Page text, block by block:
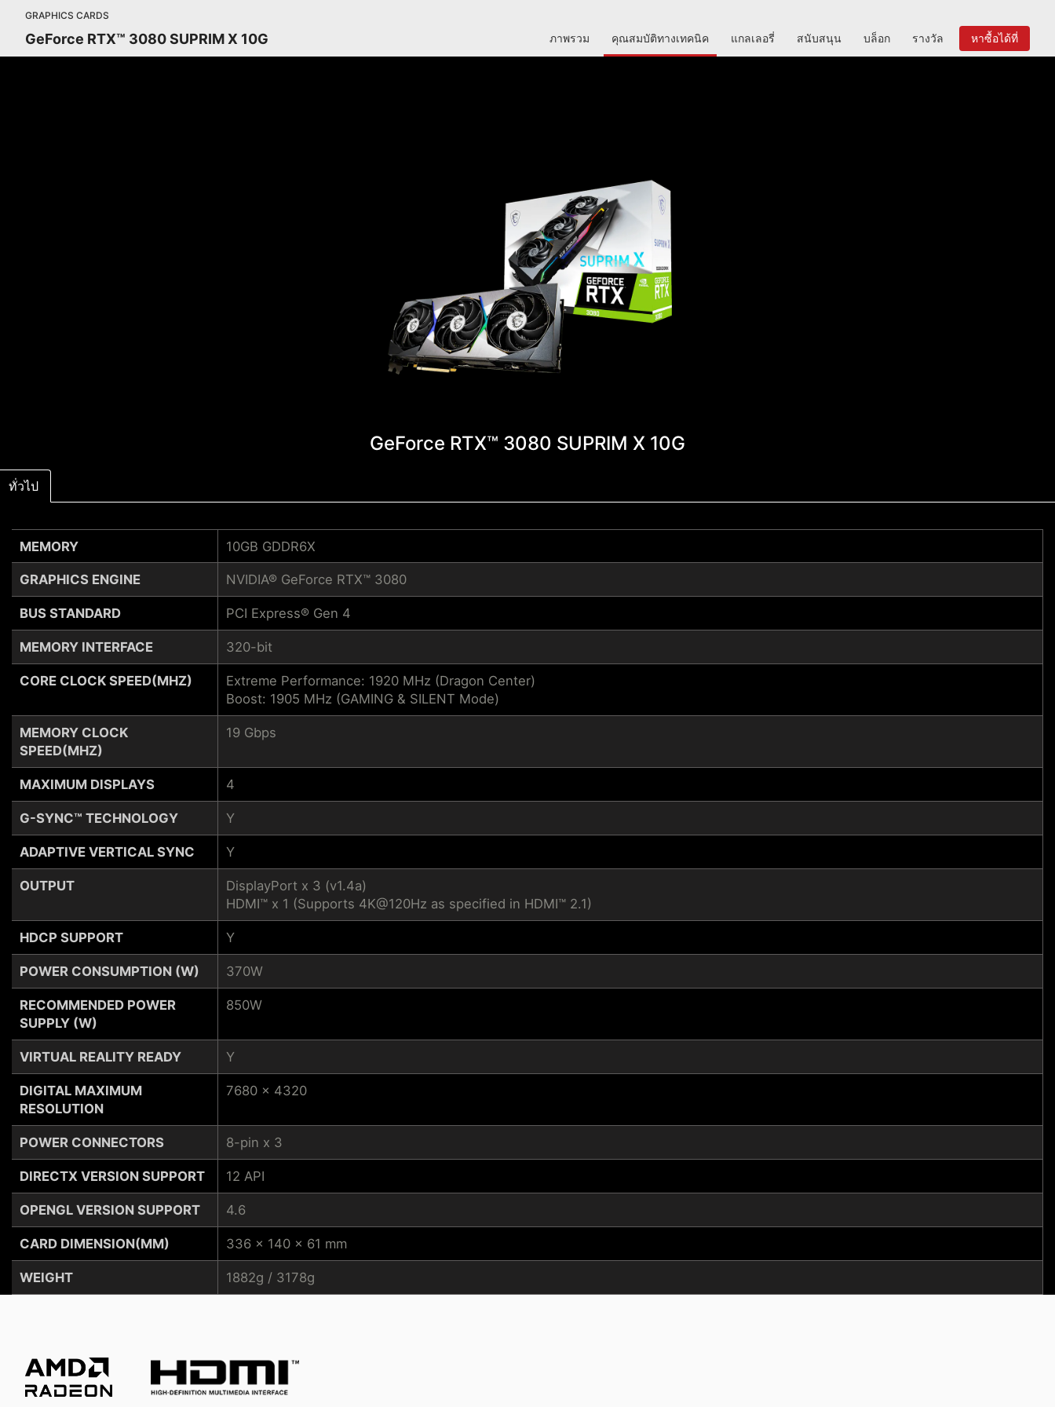
GRAPHICS CARDS
GeForce RTX™ 3080 SUPRIM X 10G ภาพรวม คุณสมบัติทางเทคนิค แกลเลอรี่ สนับสนุน บล็อก รางวัล หาซื้อได้ที่
GeForce RTX™ 3080 SUPRIM X 10G
ทั่วไป
MEMORY
GRAPHICS ENGINE
BUS STANDARD
MEMORY INTERFACE
CORE CLOCK SPEED(MHZ)
MEMORY CLOCK
SPEED(MHZ)
MAXIMUM DISPLAYS
G-SYNC™ TECHNOLOGY
ADAPTIVE VERTICAL SYNC
OUTPUT
HDCP SUPPORT
POWER CONSUMPTION (W)
RECOMMENDED POWER
SUPPLY (W)
VIRTUAL REALITY READY
DIGITAL MAXIMUM
RESOLUTION
POWER CONNECTORS
DIRECTX VERSION SUPPORT
OPENGL VERSION SUPPORT
CARD DIMENSION(MM)
WEIGHT
10GB GDDR6X
NVIDIA® GeForce RTX™ 3080
PCI Express® Gen 4
320-bit
Extreme Performance: 1920 MHz (Dragon Center)
Boost: 1905 MHz (GAMING & SILENT Mode)
19 Gbps
4
Y
Y
DisplayPort x 3 (v1.4a)
HDMI™ x 1 (Supports 4K@120Hz as specified in HDMI™ 2.1)
Y
370W
850W
Y
7680 x 4320
8-pin x 3
12 API
4.6
336 x 140 x 61 mm
1882g / 3178g